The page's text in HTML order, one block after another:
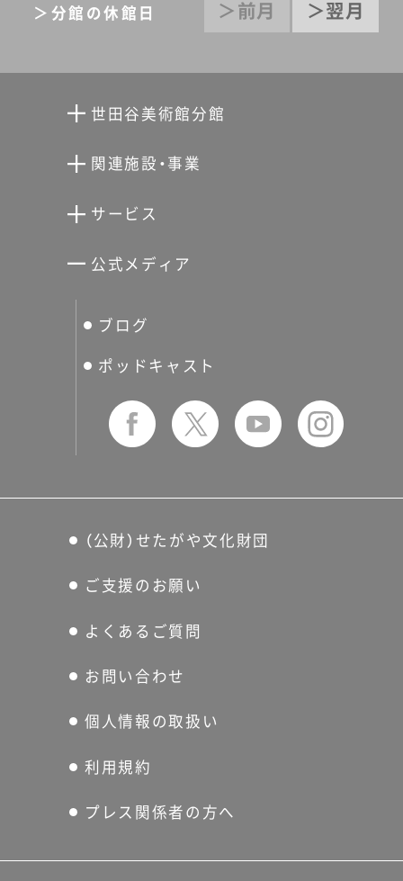
＞前月 ＞翌月
＞分館の休館日
世田谷美術館分館
向井潤吉アトリエ館
分館スケジュール
関連施設・事業
世田谷文学館
せたおん
サービス
せたがやアーツカード
友の会
公式メディア
ブログ
ポッドキャスト
（公財）せたがや文化財団
ご支援のお願い
よくあるご質問
お問い合わせ
個人情報の取扱い
利用規約
プレス関係者の方へ